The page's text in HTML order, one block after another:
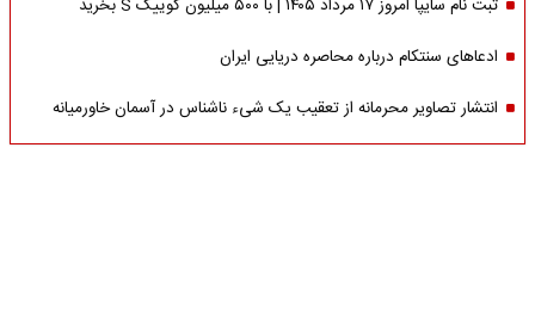
ثبت نام سایپا امروز ۱۷ مرداد ۱۴۰۵ | با ۵۰۰ میلیون کوییک S بخرید
ادعاهای سنتکام درباره محاصره دریایی ایران
انتشار تصاویر محرمانه از تعقیب یک شیء ناشناس در آسمان خاورمیانه